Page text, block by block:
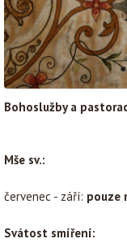
Bohoslužby a
Mše sv.:
červenec - září: pouze
Svátost smíření: